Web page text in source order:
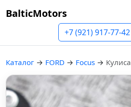
BalticMotors
+7 (921) 917-77-42
Каталог → FORD → Focus → Кулиса